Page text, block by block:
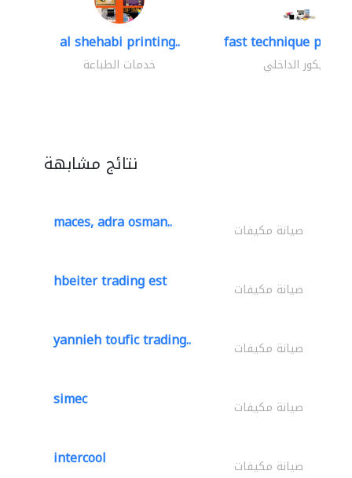
al shehabi printing..
خدمات الطباعة
fast technique pre-
الديكور الداخلي
نتائج مشابهة
maces, adra osman.. صيانة مكيفات
hbeiter trading est صيانة مكيفات
yannieh toufic trading.. صيانة مكيفات
simec صيانة مكيفات
intercool صيانة مكيفات